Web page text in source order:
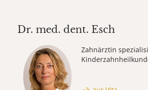
Dr. med. dent. Esch
Zahnärztin